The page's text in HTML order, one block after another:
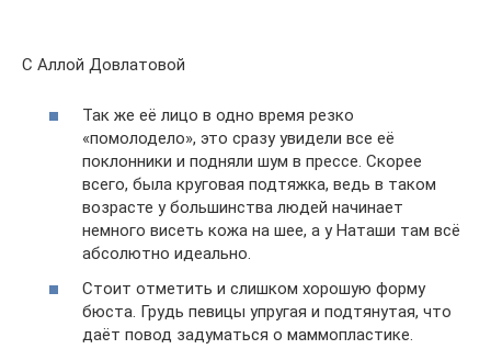
С Аллой Довлатовой
Так же её лицо в одно время резко
«помолодело», это сразу увидели все её
поклонники и подняли шум в прессе. Скорее
всего, была круговая подтяжка, ведь в таком
возрасте у большинства людей начинает
немного висеть кожа на шее, а у Наташи там всё
абсолютно идеально.
Стоит отметить и слишком хорошую форму
бюста. Грудь певицы упругая и подтянутая, что
даёт повод задуматься о маммопластике.